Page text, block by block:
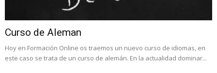
Curso de Aleman
Hoy en Formación Online os traemos un nuevo curso de idiomas, en
este caso se trata de un curso de alemán. En la actualidad dominar...